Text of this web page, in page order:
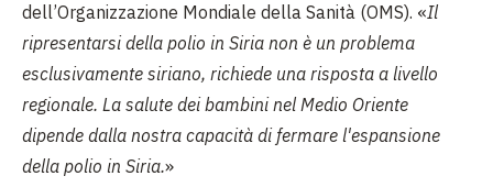
dell’Organizzazione Mondiale della Sanità (OMS). «Il
ripresentarsi della polio in Siria non è un problema
esclusivamente siriano, richiede una risposta a livello
regionale. La salute dei bambini nel Medio Oriente
dipende dalla nostra capacità di fermare l'espansione
della polio in Siria.»